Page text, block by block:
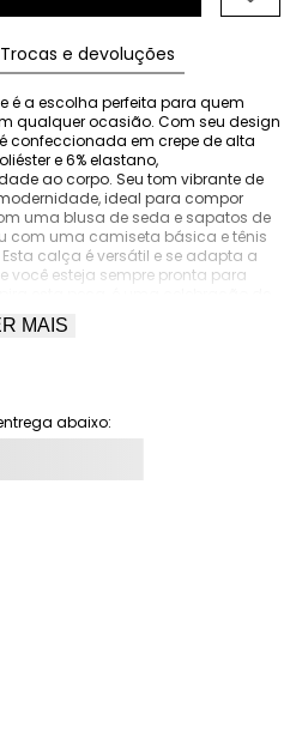
Trocas e devoluções
é a escolha perfeita para quem
qualquer ocasião. Com seu design
confeccionada em crepe de alta
e 6% elastano,
ao corpo. Seu tom vibrante de
ideal para compor
uma blusa de seda e sapatos de
com uma camiseta básica e tênis
calça é versátil e se adapta a
você esteja sempre pronta para
detalhe é pensado para realçar
de estar confiante e
MAIS
abaixo: